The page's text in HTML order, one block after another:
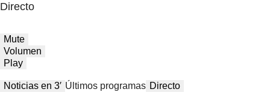
Directo
Mute
Volumen
Play
Noticias en 3′ Últimos programas Directo